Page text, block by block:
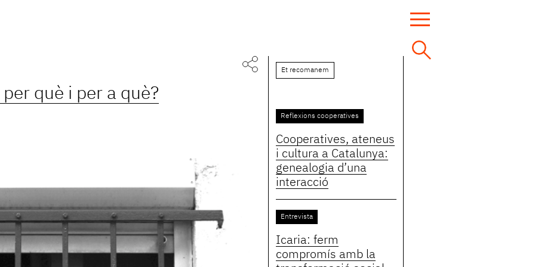
què i per a què?
Et recomanem
Reflexions cooperatives
Cooperatives, ateneus
i cultura a Catalunya:
genealogia d’una
interacció
Entrevista
Icaria: ferm
compromís amb la